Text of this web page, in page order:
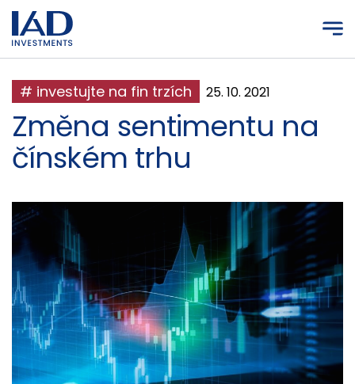
Přejít na hlavní obsah
# investujte na fin trzích 25. 10. 2021
Změna sentimentu na
čínském trhu